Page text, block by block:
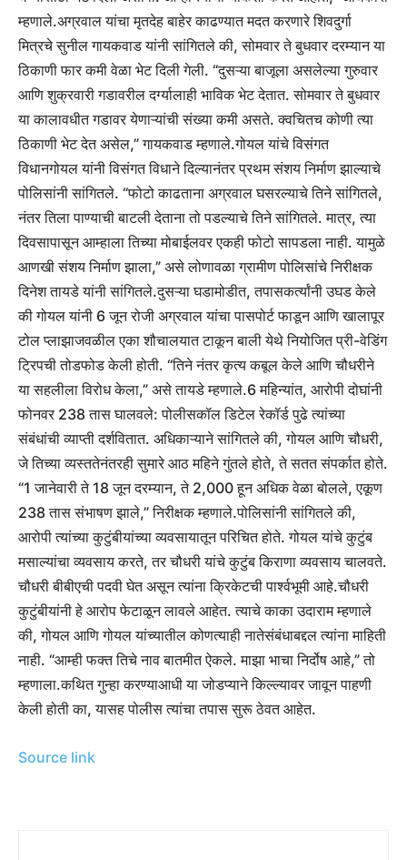
म्हणाले.अग्रवाल यांचा मृतदेह बाहेर काढण्यात मदत करणारे शिवदुर्गा
मित्रचे सुनील गायकवाड यांनी सांगितले की, सोमवार ते बुधवार दरम्यान या
ठिकाणी फार कमी वेळा भेट दिली गेली. “दुसऱ्या बाजूला असलेल्या गुरुवार
आणि शुक्रवारी गडावरील दर्ग्यालाही भाविक भेट देतात.सोमवार ते बुधवार
या कालावधीत गडावर येणाऱ्यांची संख्या कमी असते. क्वचितच कोणी त्या
ठिकाणी भेट देत असेल,” गायकवाड म्हणाले.गोयल यांचे विसंगत
विधानगोयल यांनी विसंगत विधाने दिल्यानंतर प्रथम संशय निर्माण झाल्याचे
पोलिसांनी सांगितले. “फोटो काढताना अग्रवाल घसरल्याचे तिने सांगितले,
नंतर तिला पाण्याची बाटली देताना तो पडल्याचे तिने सांगितले. मात्र, त्या
दिवसापासून आम्हाला तिच्या मोबाईलवर एकही फोटो सापडला नाही. यामुळे
आणखी संशय निर्माण झाला,” असे लोणावळा ग्रामीण पोलिसांचे निरीक्षक
दिनेश तायडे यांनी सांगितले.दुसऱ्या घडामोडीत, तपासकर्त्यांनी उघड केले
की गोयल यांनी 6 जून रोजी अग्रवाल यांचा पासपोर्ट फाडून आणि खालापूर
टोल प्लाझाजवळील एका शौचालयात टाकून बाली येथे नियोजित प्री-वेडिंग
ट्रिपची तोडफोड केली होती. “तिने नंतर कृत्य कबूल केले आणि चौधरीने
या सहलीला विरोध केला,” असे तायडे म्हणाले.6 महिन्यांत, आरोपी दोघांनी
फोनवर 238 तास घालवले: पोलीसकॉल डिटेल रेकॉर्ड पुढे त्यांच्या
संबंधांची व्याप्ती दर्शवितात. अधिकाऱ्याने सांगितले की, गोयल आणि चौधरी,
जे तिच्या व्यस्ततेनंतरही सुमारे आठ महिने गुंतले होते, ते सतत संपर्कात होते.
“1 जानेवारी ते 18 जून दरम्यान, ते 2,000 हून अधिक वेळा बोलले, एकूण
238 तास संभाषण झाले,” निरीक्षक म्हणाले.पोलिसांनी सांगितले की,
आरोपी त्यांच्या कुटुंबीयांच्या व्यवसायातून परिचित होते. गोयल यांचे कुटुंब
मसाल्यांचा व्यवसाय करते, तर चौधरी यांचे कुटुंब किराणा व्यवसाय चालवते.
चौधरी बीबीएची पदवी घेत असून त्यांना क्रिकेटची पार्श्वभूमी आहे.चौधरी
कुटुंबीयांनी हे आरोप फेटाळून लावले आहेत. त्याचे काका उदाराम म्हणाले
की, गोयल आणि गोयल यांच्यातील कोणत्याही नातेसंबंधाबद्दल त्यांना माहिती
नाही. “आम्ही फक्त तिचे नाव बातमीत ऐकले. माझा भाचा निर्दोष आहे,” तो
म्हणाला.कथित गुन्हा करण्याआधी या जोडप्याने किल्ल्यावर जावून पाहणी
केली होती का, यासह पोलीस त्यांचा तपास सुरू ठेवत आहेत.
Source link